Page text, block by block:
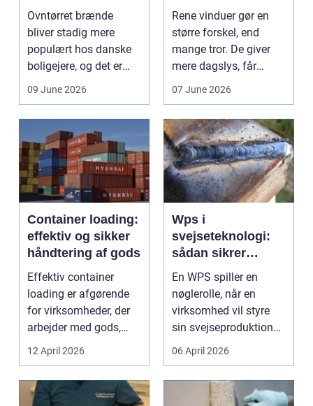
Ovntørret brænde
bliver stadig mere
populært hos danske
boligejere, og det er
ikke uden grund. Når
09 June 2026
ruder året rundt
Rene vinduer gør en
større forskel, end
mange tror. De giver
mere dagslys, får
boligen eller virksom...
07 June 2026
Container loading:
effektiv og sikker
håndtering af gods
Effektiv container
loading er afgørende
for virksomheder, der
arbejder med gods,
skrot eller ...
12 April 2026
Wps i
svejseteknologi:
sådan sikrer
virksomheder
kvalitet og
sporbarhed
En WPS spiller en
nøglerolle, når en
virksomhed vil styre
sin svejseproduktion
sikkert, ensartet og ...
06 April 2026